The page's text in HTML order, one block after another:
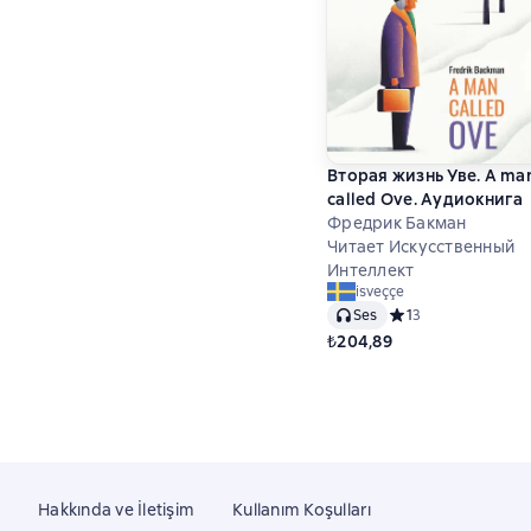
Вторая жизнь Уве. A
called Ove. Аудиокнига
Фредрик Бакман
Читает Искусственный
Интеллект
isveççe
Ses
Средний рейтинг 1
13
₺204,89
Hakkında ve İletişim Kullanım Koşulları